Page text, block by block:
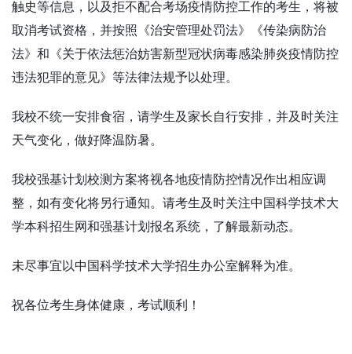
触史等信息，以及拒不配合考场疫情防控工作的考生，将被
取消考试资格，并按照《治安管理处罚法》《传染病防治
法》和《关于依法惩治妨害新型冠状病毒感染肺炎疫情防控
违法犯罪的意见》等法律法规予以处理。
我校不统一安排食宿，请学生及家长自行安排，并及时关注
天气变化，做好降温防暑。
我校强基计划校测方案将视各地疫情防控情况作出相应调
整，如有变化将另行通知。请考生及时关注中国科学技术大
学本科招生网和强基计划报名系统，了解最新动态。
未尽事宜以中国科学技术大学招生办公室解释为准。
祝各位考生身体健康，考试顺利！